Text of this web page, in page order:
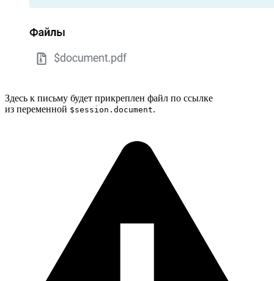
Здесь к письму будет прикреплен файл по ссылке
из переменной $session.document.